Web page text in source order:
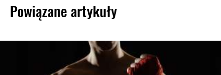
Powiązane artykuły